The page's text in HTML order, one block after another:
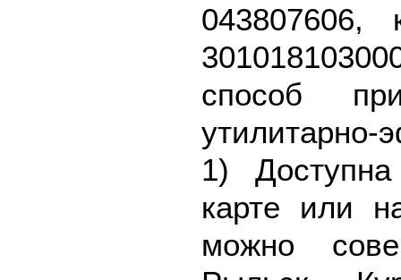
043807606,
способ
1)
карте или
можно